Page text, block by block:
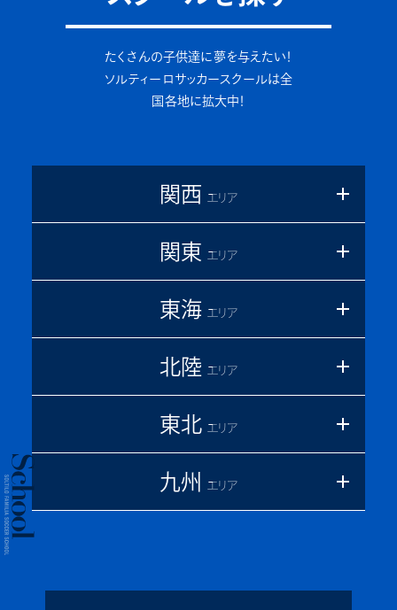
たくさんの子供達に夢を与えたい！
ソルティーロサッカースクールは全
国各地に拡大中！
関西 エリア
関東 エリア
東海 エリア
北陸 エリア
東北 エリア
九州 エリア